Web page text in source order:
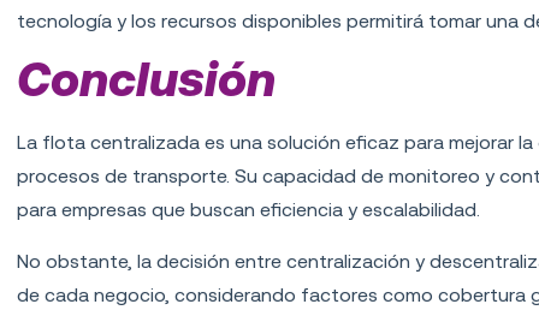
tecnología y los recursos disponibles permitirá tomar una
Conclusión
La flota centralizada es una solución eficaz para mejorar
procesos de transporte. Su capacidad de monitoreo y
para empresas que buscan eficiencia y escalabilidad.
No obstante, la decisión entre centralización y
de cada negocio, considerando factores como cobertura